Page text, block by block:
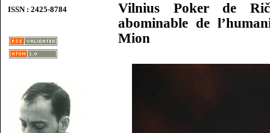
ISSN : 2425-8784
Vilnius Poker de
abominable de
Mion